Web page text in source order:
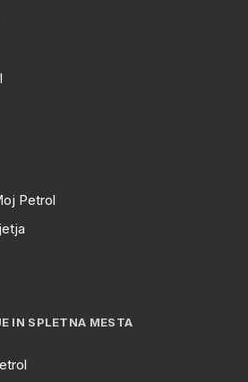
Petrol
IN SPLETNA MESTA